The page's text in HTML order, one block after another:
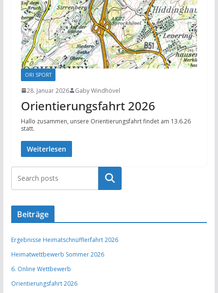
ORI SPORT
28. Januar 2026 Gaby Windhövel
Orientierungsfahrt 2026
Hallo zusammen, unsere Orientierungsfahrt findet am 13.6.26
statt.
Weiterlesen
Suchen
Beiträge
Ergebnisse Heimatschnüfflerfahrt 2026
Heimatwettbewerb Sommer 2026
6. Online Wettbewerb
Orientierungsfahrt 2026